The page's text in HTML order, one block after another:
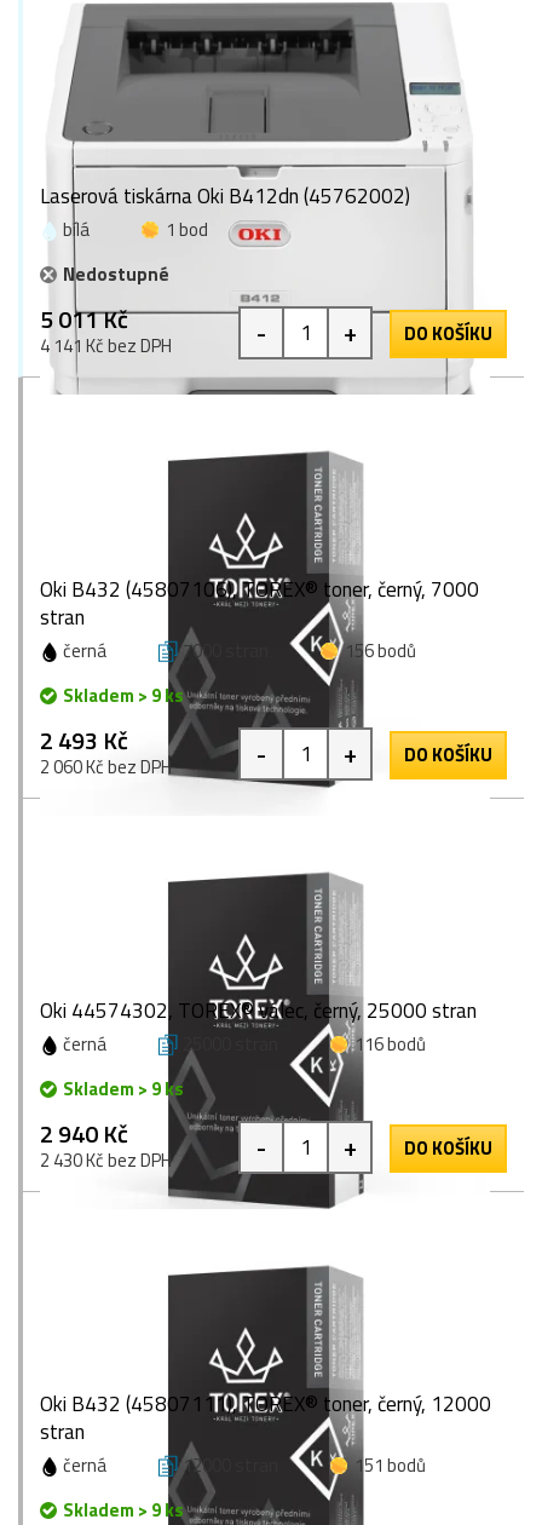
Laserová tiskárna Oki B412dn (45762002)
bílá
1 bod
Nedostupné
5 011 Kč
4 141 Kč bez DPH - + DO KOŠÍKU
Oki B432 (45807106), TOREX® toner, černý, 7000
stran
černá 7000 stran
156 bodů
Skladem > 9 ks
2 493 Kč
2 060 Kč bez DPH - + DO KOŠÍKU
Oki 44574302, TOREX® válec, černý, 25000 stran
černá 25000 stran
116 bodů
Skladem > 9 ks
2 940 Kč
2 430 Kč bez DPH - + DO KOŠÍKU
Oki B432 (45807111), TOREX® toner, černý, 12000
stran
černá 12000 stran
151 bodů
Skladem > 9 ks